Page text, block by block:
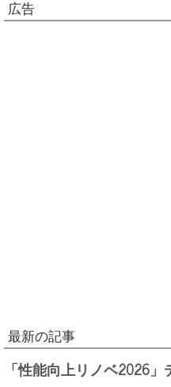
広告
最新の記事
「性能向上リノベ2026